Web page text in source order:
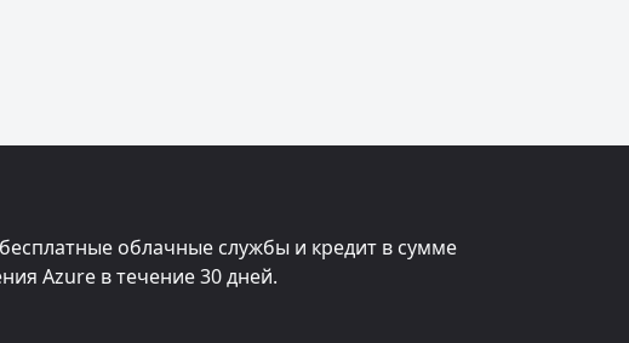
облачные службы и кредит в сумме
Azure в течение 30 дней.